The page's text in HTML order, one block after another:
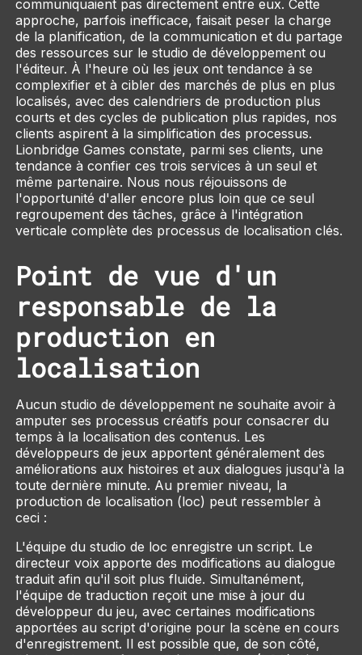
communiquaient pas directement entre eux. Cette
approche, parfois inefficace, faisait peser la charge
de la planification, de la communication et du partage
des ressources sur le studio de développement ou
l'éditeur. À l'heure où les jeux ont tendance à se
complexifier et à cibler des marchés de plus en plus
localisés, avec des calendriers de production plus
courts et des cycles de publication plus rapides, nos
clients aspirent à la simplification des processus.
Lionbridge Games constate, parmi ses clients, une
tendance à confier ces trois services à un seul et
même partenaire. Nous nous réjouissons de
l'opportunité d'aller encore plus loin que ce seul
regroupement des tâches, grâce à l'intégration
verticale complète des processus de localisation clés.
Point de vue d'un
responsable de la
production en
localisation
Aucun studio de développement ne souhaite avoir à
amputer ses processus créatifs pour consacrer du
temps à la localisation des contenus. Les
développeurs de jeux apportent généralement des
améliorations aux histoires et aux dialogues jusqu'à la
toute dernière minute. Au premier niveau, la
production de localisation (loc) peut ressembler à
ceci :
L'équipe du studio de loc enregistre un script. Le
directeur voix apporte des modifications au dialogue
traduit afin qu'il soit plus fluide. Simultanément,
l'équipe de traduction reçoit une mise à jour du
développeur du jeu, avec certaines modifications
apportées au script d'origine pour la scène en cours
d'enregistrement. Il est possible que, de son côté,